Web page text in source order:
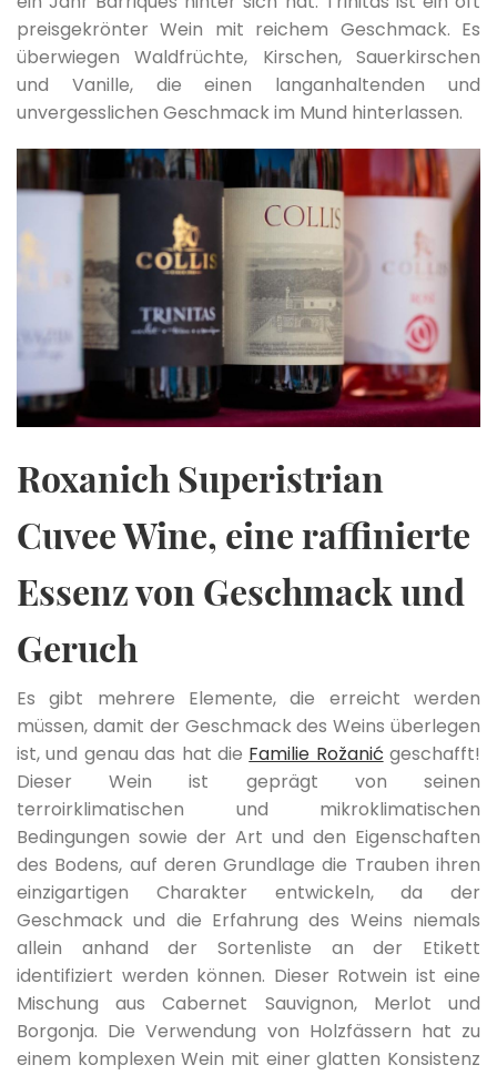
preisgekrönter Wein mit reichem Geschmack. Es
überwiegen Waldfrüchte, Kirschen, Sauerkirschen
und Vanille, die einen langanhaltenden und
unvergesslichen Geschmack im Mund hinterlassen.
Roxanich Superistrian
Cuvee Wine, eine raffinierte
Essenz von Geschmack und
Geruch
Es gibt mehrere Elemente, die erreicht werden
müssen, damit der Geschmack des Weins überlegen
ist, und genau das hat die Familie Rožanić geschafft!
Dieser Wein ist geprägt von seinen
terroirklimatischen und mikroklimatischen
Bedingungen sowie der Art und den Eigenschaften
des Bodens, auf deren Grundlage die Trauben ihren
einzigartigen Charakter entwickeln, da der
Geschmack und die Erfahrung des Weins niemals
allein anhand der Sortenliste an der Etikett
identifiziert werden können. Dieser Rotwein ist eine
Mischung aus Cabernet Sauvignon, Merlot und
Borgonja. Die Verwendung von Holzfässern hat zu
einem komplexen Wein mit einer glatten Konsistenz